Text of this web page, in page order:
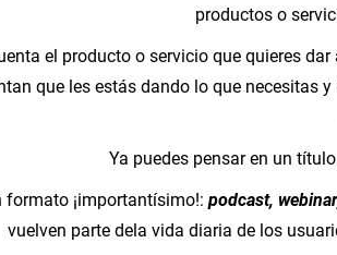
productos o
el producto o servicio que quieres
que les estás dando lo que necesitas
Ya puedes pensar en un
formato ¡importantísimo!: podcast,
vuelven parte dela vida diaria de los